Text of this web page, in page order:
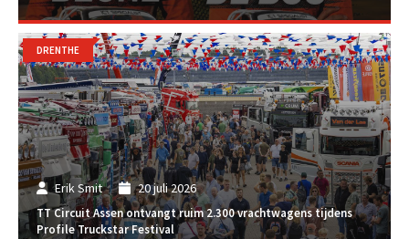
Erik Smit 20 juli 2026
TT Circuit Assen ontvangt ruim 2.300 vrachtwagens tijdens
Profile Truckstar Festival
DRENTHE